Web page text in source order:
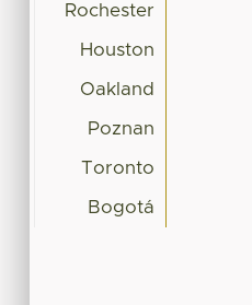
Rochester
Houston
Oakland
Poznan
Toronto
Bogotá